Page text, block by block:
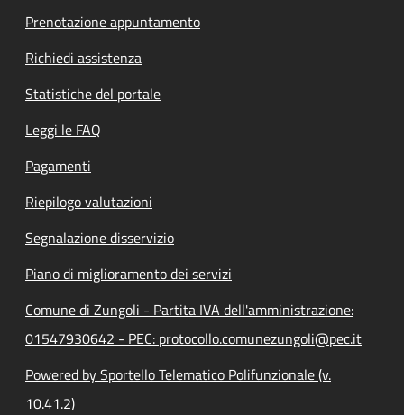
Prenotazione appuntamento
Richiedi assistenza
Statistiche del portale
Leggi le FAQ
Pagamenti
Riepilogo valutazioni
Segnalazione disservizio
Piano di miglioramento dei servizi
Comune di Zungoli - Partita IVA dell'amministrazione:
01547930642 - PEC: protocollo.comunezungoli@pec.it
Powered by Sportello Telematico Polifunzionale (v.
10.41.2)